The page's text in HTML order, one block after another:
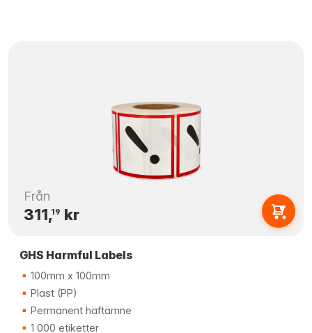
Från
311,19 kr
GHS Harmful Labels
100mm x 100mm
Plast (PP)
Permanent häftämne
1 000 etiketter